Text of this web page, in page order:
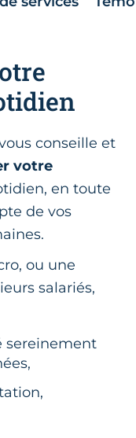
conseille et
votre
en toute
de vos
ou une
salariés,
sereinement